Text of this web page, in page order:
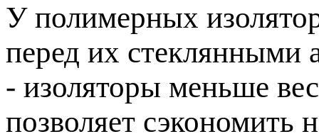
У полимерных
перед их стеклянными
- изоляторы меньше
позволяет сэкономить